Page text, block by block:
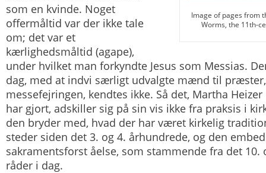
Image of pages from
Worms, the 11th-
som en kvinde. Noget
offermåltid var der ikke tale
om; det var et
kærlighedsmåltid (agape),
under hvilket man forkyndte Jesus som Messias.
dag, med at indvi særligt udvalgte mænd til
messefejringen, kendtes ikke. Så det, Martha
har gjort, adskiller sig på sin vis ikke fra praksis i
den bryder med, hvad der har været kirkelig
steder siden det 3. og 4. århundrede, og den
sakramentsforst åelse, som stammende fra det 10.
råder i dag.